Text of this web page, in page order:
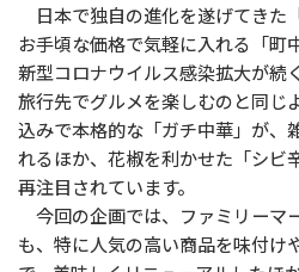
日本で独自の進化を遂げてきた
お手頃な価格で気軽に入れる「町
新型コロナウイルス感染拡大が続
旅行先でグルメを楽しむのと同じ
込みで本格的な「ガチ中華」が、
れるほか、花椒を利かせた「シビ
再注目されています。
今回の企画では、ファミリーマ
も、特に人気の高い商品を味付け